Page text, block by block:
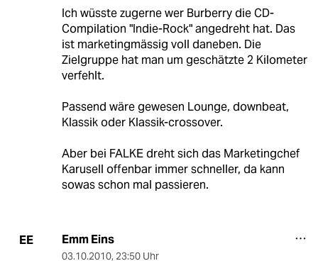
Ich wüsste zugerne wer Burberry die CD-
Compilation "Indie-Rock" angedreht hat. Das
ist marketingmässig voll daneben. Die
Zielgruppe hat man um geschätzte 2 Kilometer
verfehlt.
Passend wäre gewesen Lounge, downbeat,
Klassik oder Klassik-crossover.
Aber bei FALKE dreht sich das Marketingchef
Karusell offenbar immer schneller, da kann
sowas schon mal passieren.
EE Emm Eins
03.10.2010, 23:50 Uhr